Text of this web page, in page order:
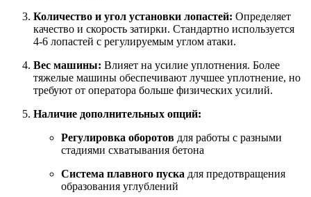
Количество и угол установки лопастей: Определяет
качество и скорость затирки. Стандартно используется
4-6 лопастей с регулируемым углом атаки.
Вес машины: Влияет на усилие уплотнения. Более
тяжелые машины обеспечивают лучшее уплотнение, но
требуют от оператора больше физических усилий.
Наличие дополнительных опций:
Регулировка оборотов для работы с разными
стадиями схватывания бетона
Система плавного пуска для предотвращения
образования углублений